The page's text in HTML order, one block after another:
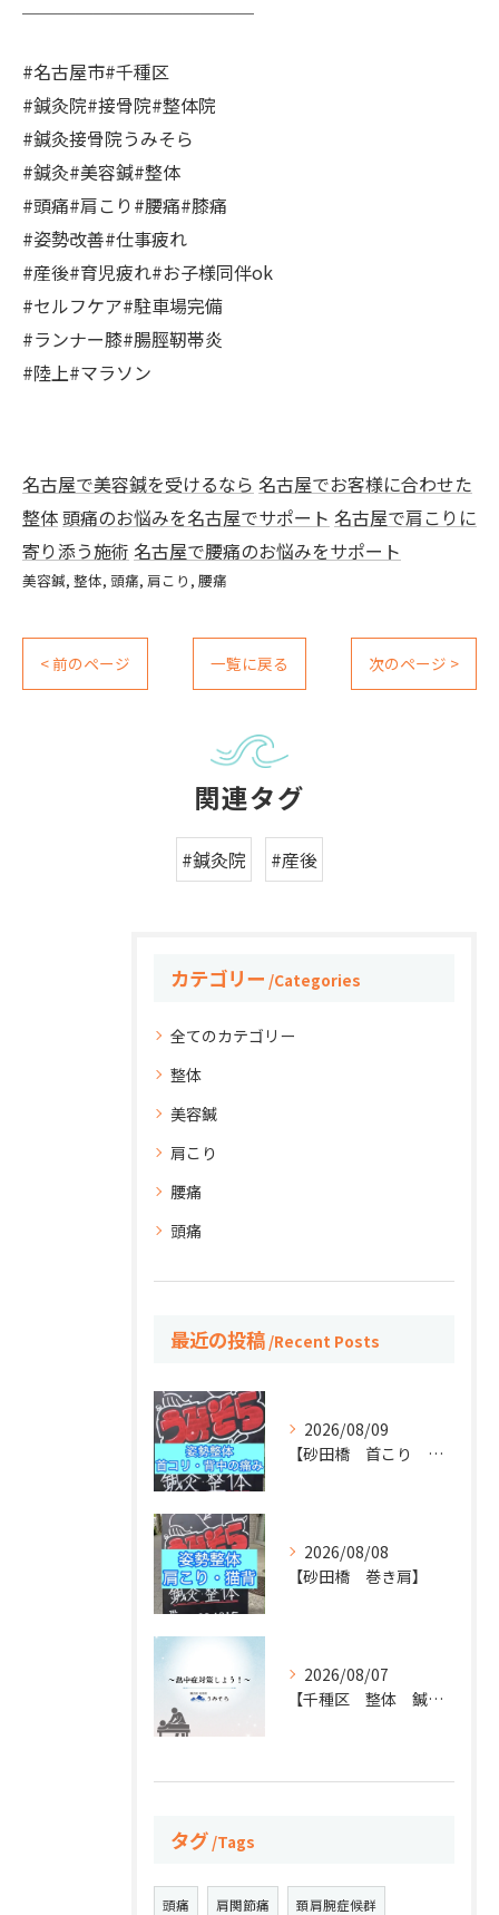
#名古屋市#千種区
#鍼灸院#接骨院#整体院
#鍼灸接骨院うみそら
#鍼灸#美容鍼#整体
#頭痛#肩こり#腰痛#膝痛
#姿勢改善#仕事疲れ
#産後#育児疲れ#お子様同伴ok
#セルフケア#駐車場完備
#ランナー膝#腸脛靭帯炎
#陸上#マラソン
名古屋で美容鍼を受けるなら 名古屋でお客様に合わせた
整体頭痛のお悩みを名古屋でサポート 名古屋で肩こりに
寄り添う施術 名古屋で腰痛のお悩みをサポート
美容鍼 整体 頭痛 肩こり 腰痛
< 前のページ 一覧に戻る 次のページ >
関連タグ
#鍼灸院 #産後
カテゴリー Categories
全てのカテゴリー
整体
美容鍼
肩こり
腰痛
頭痛
最近の投稿 Recent Posts
2026/08/09
【砂田橋 首こり 肩こり】
2026/08/08
【砂田橋 巻き肩】
2026/08/07
【千種区 整体 鍼灸】
タグ Tags
頭痛 肩関節痛 頚肩腕症候群